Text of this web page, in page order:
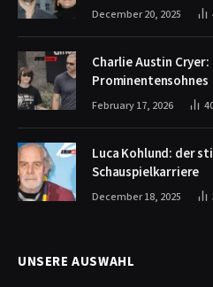
December 20, 2025
Charlie Austin
Prominentensohnes
February 17, 2026
Luca Kohlund: der
Schauspielkarriere
December 18, 2025
UNSERE AUSWAHL